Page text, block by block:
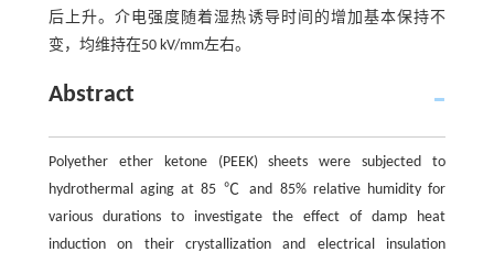
后上升。介电强度随着湿热诱导时间的增加基本保持不
变，均维持在50 kV/mm左右。
Abstract
Polyether ether ketone (PEEK) sheets were subjected to
hydrothermal aging at 85 ℃ and 85% relative humidity for
various durations to investigate the effect of damp heat
induction on their crystallization and electrical insulation